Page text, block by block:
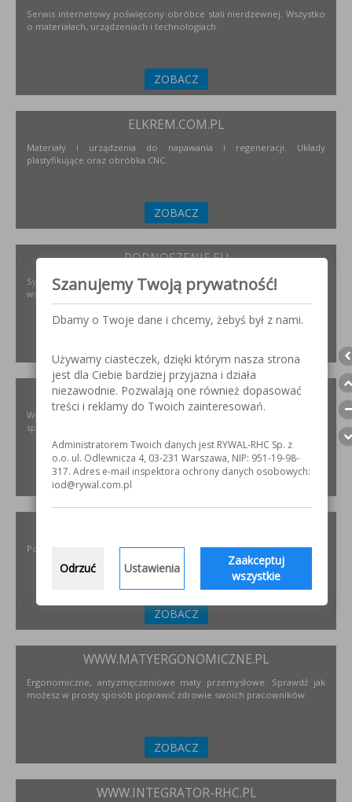
Serwis internetowy poświęcony obróbce stali nierdzewnej. Wszystko
o materiałach, urządzeniach i technologiach.
ZOBACZ
ELKREM.COM.PL
Materiały i urządzenia do napawania i regeneracji. Układy
plastyfikujące oraz obróbka CNC.
ZOBACZ
PODNOSZENIE.EU
Systemy transportu bliskiego, żurawie, żurawików, suwnice,
wciągników oraz wiele innych.
XIRIS.PL
Wysoce wyspecjalizowane kamery spawalnicze do badania jakości
spoin spawalniczych
ZOBACZ
Polski producent materiałów ściernych dla przemysłu
ZOBACZ
WWW.MATYERGONOMICZNE.PL
Ergonomiczne, antyzmęczeniowe maty przemysłowe. Sprawdź jak
możesz w prosty sposób poprawić zdrowie swoich pracowników.
ZOBACZ
WWW.INTEGRATOR-RHC.PL
Szanujemy Twoją prywatność!
Dbamy o Twoje dane i chcemy, żebyś był z nami.
Używamy ciasteczek, dzięki którym nasza strona
jest dla Ciebie bardziej przyjazna i działa
niezawodnie. Pozwalają one również dopasować
treści i reklamy do Twoich zainteresowań.
Administratorem Twoich danych jest RYWAL-RHC Sp. z
o.o. ul. Odlewnicza 4, 03-231 Warszawa, NIP: 951-19-98-
317. Adres e-mail inspektora ochrony danych osobowych:
iod@rywal.com.pl
Odrzuć Ustawienia
Zaakceptuj
wszystkie